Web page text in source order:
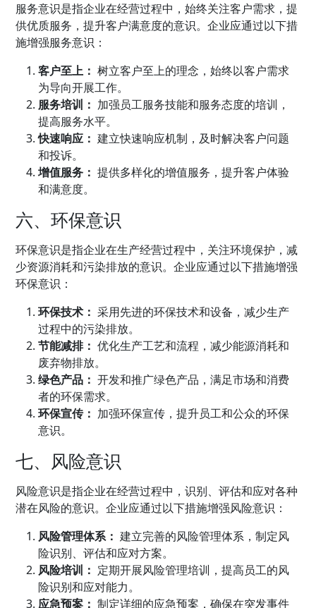
服务意识是指企业在经营过程中，始终关注客户需求，提
供优质服务，提升客户满意度的意识。企业应通过以下措
施增强服务意识：
客户至上： 树立客户至上的理念，始终以客户需求
为导向开展工作。
服务培训： 加强员工服务技能和服务态度的培训，
提高服务水平。
快速响应： 建立快速响应机制，及时解决客户问题
和投诉。
增值服务： 提供多样化的增值服务，提升客户体验
和满意度。
六、环保意识
环保意识是指企业在生产经营过程中，关注环境保护，减
少资源消耗和污染排放的意识。企业应通过以下措施增强
环保意识：
环保技术： 采用先进的环保技术和设备，减少生产
过程中的污染排放。
节能减排： 优化生产工艺和流程，减少能源消耗和
废弃物排放。
绿色产品： 开发和推广绿色产品，满足市场和消费
者的环保需求。
环保宣传： 加强环保宣传，提升员工和公众的环保
意识。
七、风险意识
风险意识是指企业在经营过程中，识别、评估和应对各种
潜在风险的意识。企业应通过以下措施增强风险意识：
风险管理体系： 建立完善的风险管理体系，制定风
险识别、评估和应对方案。
风险培训： 定期开展风险管理培训，提高员工的风
险识别和应对能力。
应急预案： 制定详细的应急预案，确保在突发事件